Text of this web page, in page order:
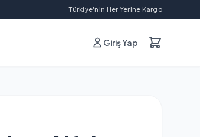
Türkiye'nin Her Yerine Kargo
Giriş Yap